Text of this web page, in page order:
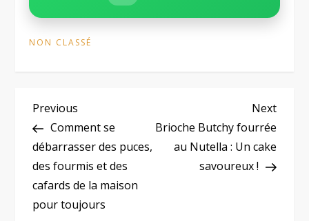
NON CLASSÉ
N
a
v
i
Previous
Post
Previous
Comment se
débarrasser des puces,
des fourmis et des
cafards de la maison
pour toujours
Next
Post
Next
Brioche Butchy fourrée
au Nutella : Un cake
savoureux !